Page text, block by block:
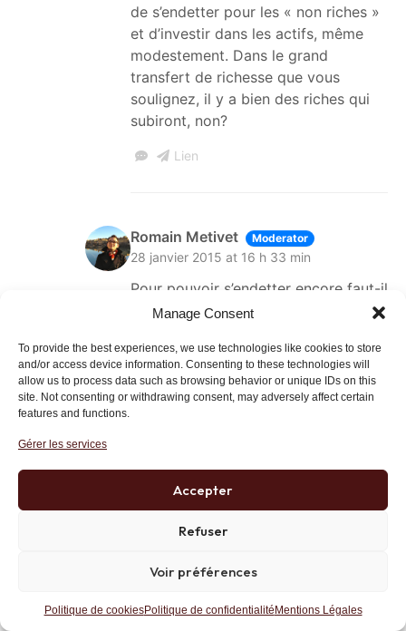
Manage Consent
To provide the best experiences, we use technologies like cookies to store
and/or access device information. Consenting to these technologies will
allow us to process data such as browsing behavior or unique IDs on this
site. Not consenting or withdrawing consent, may adversely affect certain
features and functions.
Gérer les services
Accepter
Refuser
Voir préférences
Politique de cookiesPolitique de confidentialité Mentions Légales
de s’endetter pour les « non riches »
et d’investir dans les actifs, même
modestement. Dans le grand
transfert de richesse que vous
soulignez, il y a bien des riches qui
subiront, non?
Lien
Romain Metivet Moderator
28 janvier 2015 at 16 h 33 min
Pour pouvoir s’endetter encore faut-il
apporter certaines garanties ! Cela
revenus ou pas d’actifs.
Et en général cela concerne
l’immobilier. Les taux zéros peuvent
remonteront mieux vaut ne pas avoir
Sans compter le fait que l’immobilier
C’est donc très risqué de s’endetter